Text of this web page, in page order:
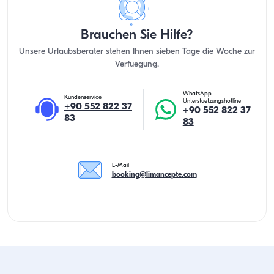
Brauchen Sie Hilfe?
Unsere Urlaubsberater stehen Ihnen sieben Tage die Woche zur
Verfuegung.
Kundenservice
+90 552 822 37
83
WhatsApp-
Unterstuetzungshotline
+90 552 822 37
83
E-Mail
booking@limancepte.com